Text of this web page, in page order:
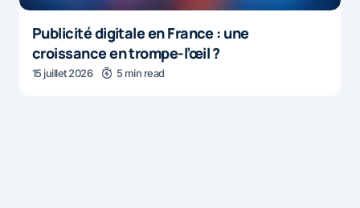
Publicité digitale en France : une
croissance en trompe-l’œil ?
15 juillet 2026 5 min read